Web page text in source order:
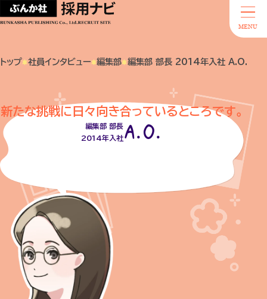
MENU
トップ 社員インタビュー 編集部 編集部 部長 2014年入社 A.O.
新たな挑戦に日々向き合っているところです。
編集部 部長
2014年入社A.O.